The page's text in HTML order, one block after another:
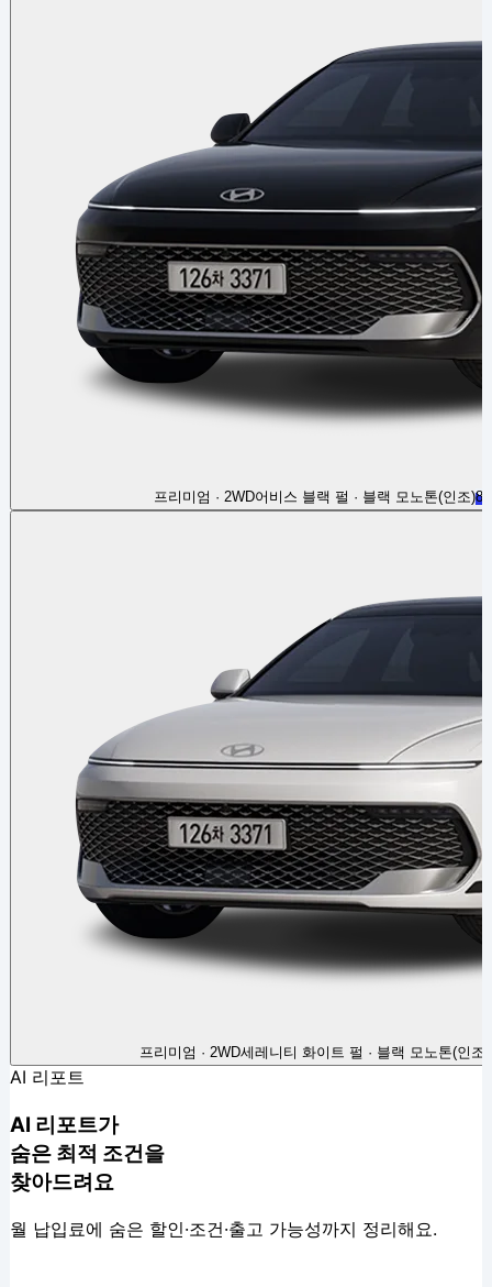
프리미엄 · 2WD어비스 블랙 펄 · 블랙 모노톤(인조)82
프리미엄 · 2WD세레니티 화이트 펄 · 블랙 모노톤(인조)
AI 리포트
AI 리포트가
숨은 최적 조건을
찾아드려요
월 납입료에 숨은 할인·조건·출고 가능성까지 정리해요.